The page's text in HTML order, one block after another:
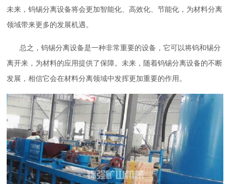
未来，钨锡分离设备将会更加智能化、高效化、节能化，为材料分离
领域带来更多的发展机遇。
总之，钨锡分离设备是一种非常重要的设备，它可以将钨和锡分
离开来，为材料的应用提供了保障。未来，随着钨锡分离设备的不断
发展，相信它会在材料分离领域中发挥更加重要的作用。